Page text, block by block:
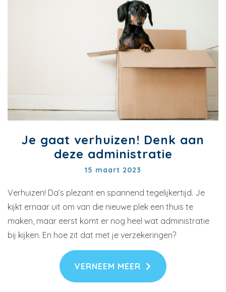
Je gaat verhuizen! Denk aan
deze administratie
15 maart 2023
Verhuizen! Da’s plezant en spannend tegelijkertijd. Je
kijkt ernaar uit om van die nieuwe plek een thuis te
maken, maar eerst komt er nog heel wat administratie
bij kijken. En hoe zit dat met je verzekeringen?
VERNEEM MEER